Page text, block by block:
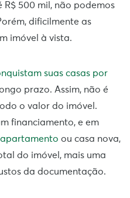
R$ 500 mil, não podemos
dificilmente as
imóvel à vista.
suas casas por
prazo. Assim, não é
o valor do imóvel.
financiamento, e em
apartamento ou casa nova,
do imóvel, mais uma
da documentação.